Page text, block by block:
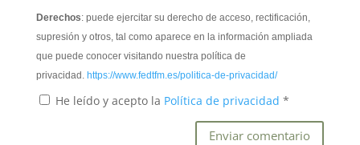
Derechos: puede ejercitar su derecho de acceso, rectificación,
supresión y otros, tal como aparece en la información ampliada
que puede conocer visitando nuestra política de
privacidad. https://www.fedtfm.es/politica-de-privacidad/
He leído y acepto la Política de privacidad *